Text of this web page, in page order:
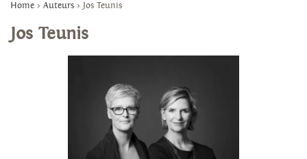
Home > Auteurs > Jos Teunis
Jos Teunis